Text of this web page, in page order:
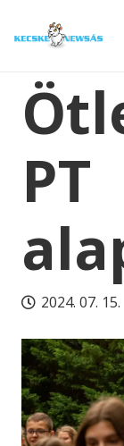
PT
2024. 07. 15.